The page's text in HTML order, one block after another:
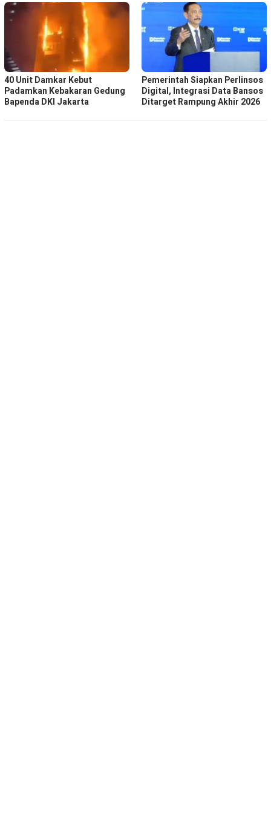
40 Unit Damkar Kebut
Padamkan Kebakaran Gedung
Bapenda DKI Jakarta
Pemerintah Siapkan Perlinsos
Digital, Integrasi Data Bansos
Ditarget Rampung Akhir 2026